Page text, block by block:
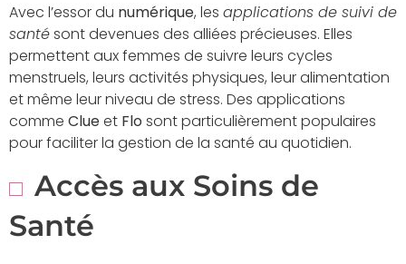
Avec l’essor du numérique, les applications de suivi de
santésont devenues des alliées précieuses. Elles
permettent aux femmes de suivre leurs cycles
menstruels, leurs activités physiques, leur alimentation
et même leur niveau de stress. Des applications
comme Clueet Flo sont particulièrement populaires
pour faciliter la gestion de la santé au quotidien.
Accès aux Soins de
Santé